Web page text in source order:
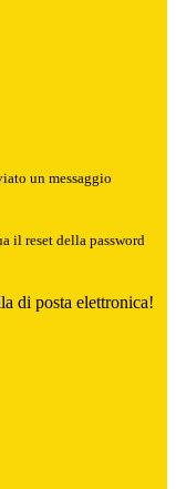
un messaggio
il reset della password
di posta elettronica!